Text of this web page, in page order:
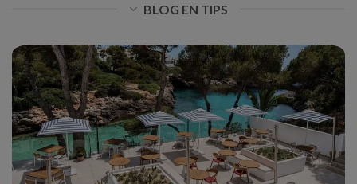
BLOG EN TIPS